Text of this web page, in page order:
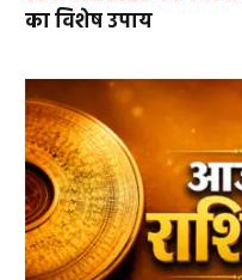
का विशेष उपाय